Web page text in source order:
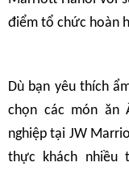
điểm tổ chức hoàn
Dù bạn yêu thích
chọn các món ăn
nghiệp tại JW
thực khách nhiều